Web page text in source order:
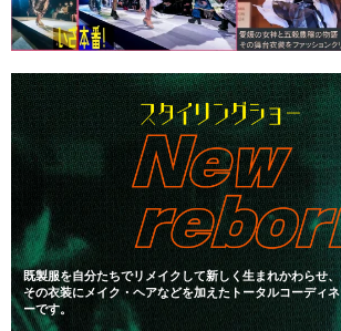
既製服を自分たちでリメイクして新しく生まれかわらせ、
その衣装にメイク・ヘアなどを加えたトータルコーディ
ーです。